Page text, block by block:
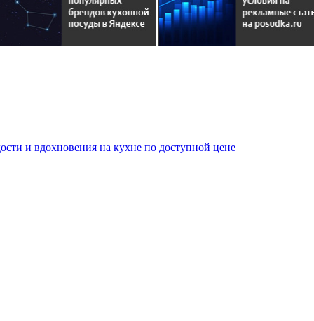
и вдохновения на кухне по доступной цене